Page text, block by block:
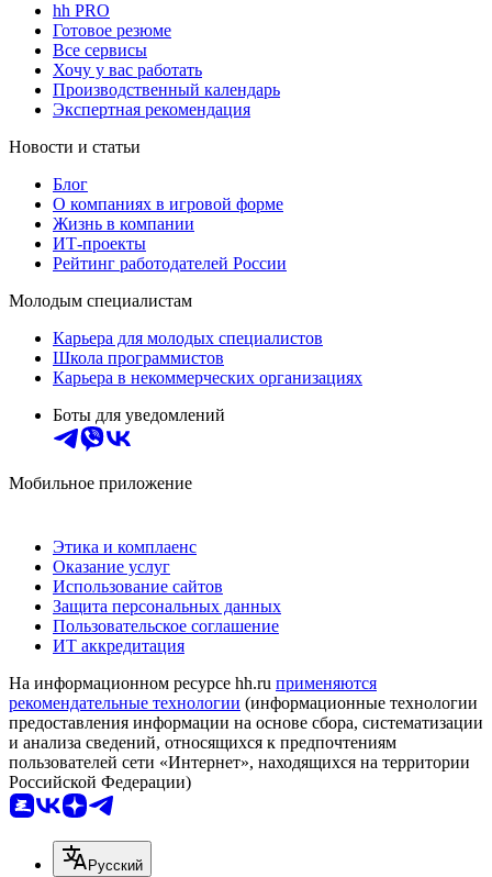
hh PRO
Готовое резюме
Все сервисы
Хочу у вас работать
Производственный календарь
Экспертная рекомендация
Новости и статьи
Блог
О компаниях в игровой форме
Жизнь в компании
ИТ-проекты
Рейтинг работодателей России
Молодым специалистам
Карьера для молодых специалистов
Школа программистов
Карьера в некоммерческих организациях
Боты для уведомлений
Мобильное приложение
Этика и комплаенс
Оказание услуг
Использование сайтов
Защита персональных данных
Пользовательское соглашение
ИТ аккредитация
На информационном ресурсе hh.ru применяются
рекомендательные технологии (информационные технологии
предоставления информации на основе сбора, систематизации
и анализа сведений, относящихся к предпочтениям
пользователей сети «Интернет», находящихся на территории
Российской Федерации)
Русский